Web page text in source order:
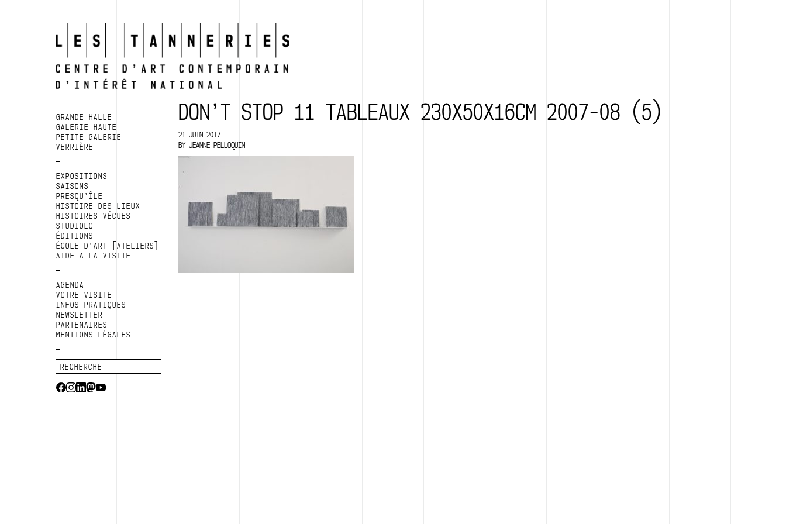
GRANDE HALLE
GALERIE HAUTE
PETITE GALERIE
VERRIÈRE
EXPOSITIONS
SAISONS
PRESQU’ÎLE
HISTOIRE DES LIEUX
HISTOIRES VÉCUES
STUDIOLO
ÉDITIONS
ÉCOLE D’ART [ATELIERS]
AIDE A LA VISITE
AGENDA
VOTRE VISITE
INFOS PRATIQUES
NEWSLETTER
PARTENAIRES
MENTIONS LÉGALES
DON’T STOP 11 TABLEAUX 230X50X16CM 2007-08 (5)
21 JUIN 2017
BY JEANNE PELLOQUIN